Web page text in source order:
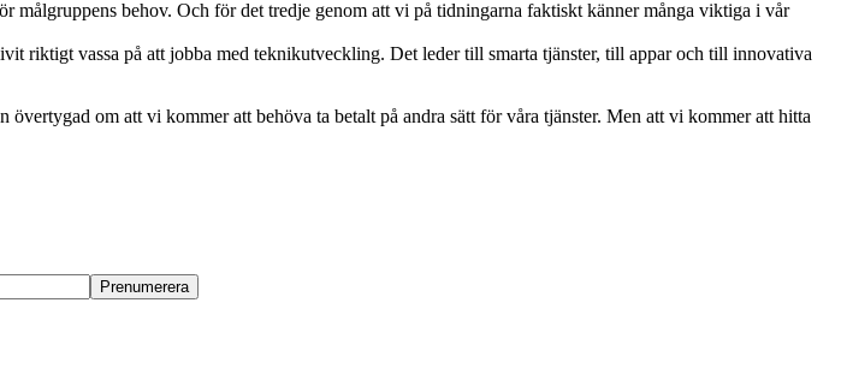
målgruppens behov. Och för det tredje genom att vi på tidningarna faktiskt känner många viktiga i vår
riktigt vassa på att jobba med teknikutveckling. Det leder till smarta tjänster, till appar och till innovativa
om att vi kommer att behöva ta betalt på andra sätt för våra tjänster. Men att vi kommer att hitta